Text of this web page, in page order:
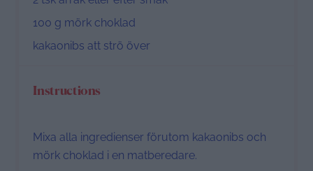
100 g mörk choklad
kakaonibs att strö över
Instructions
Mixa alla ingredienser förutom kakaonibs och
mörk choklad i en matberedare.